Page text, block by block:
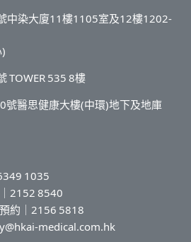
中染大廈11樓1105室及12樓1202-
TOWER 535 8樓
號醫思健康大樓(中環)地下及地庫
1035
2152 8540
約｜ 2156 5818
medical.com.hk